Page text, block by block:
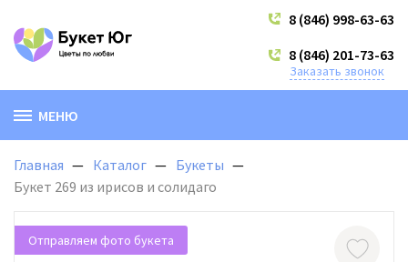
8 (846) 998-63-63
8 (846) 201-73-63
Заказать звонок
МЕНЮ
Главная Каталог
Букеты
Букет 269 из ирисов и солидаго
Отправляем фото букета